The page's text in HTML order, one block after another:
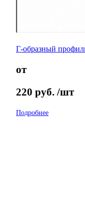
Г-образный
от
220 руб. /шт
Подробнее